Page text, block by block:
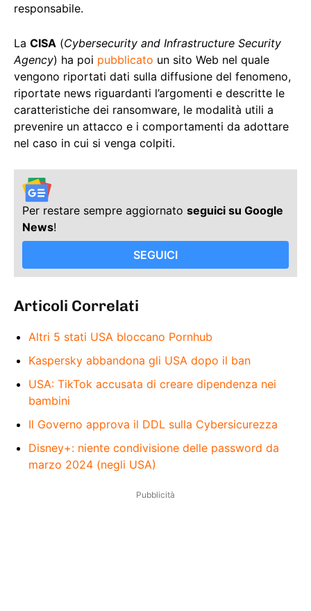
responsabile.
La CISA (Cybersecurity and Infrastructure Security
Agency) ha poi pubblicato un sito Web nel quale
vengono riportati dati sulla diffusione del fenomeno,
riportate news riguardanti l’argomenti e descritte le
caratteristiche dei ransomware, le modalità utili a
prevenire un attacco e i comportamenti da adottare
nel caso in cui si venga colpiti.
Per restare sempre aggiornato seguici su Google
News!
SEGUICI
Articoli Correlati
Altri 5 stati USA bloccano Pornhub
Kaspersky abbandona gli USA dopo il ban
USA: TikTok accusata di creare dipendenza nei
bambini
Il Governo approva il DDL sulla Cybersicurezza
Disney+: niente condivisione delle password da
marzo 2024 (negli USA)
Pubblicità